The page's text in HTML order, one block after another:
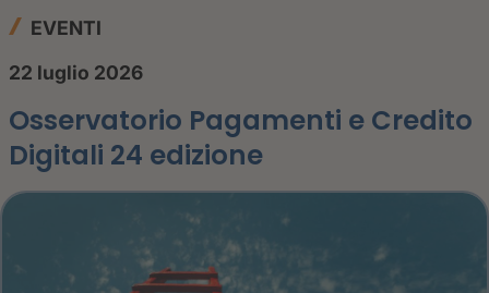
EVENTI
22 luglio 2026
Osservatorio Pagamenti e Credito
Digitali 24 edizione